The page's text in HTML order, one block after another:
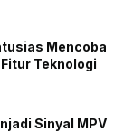
Mencoba
Teknologi
Sinyal MPV